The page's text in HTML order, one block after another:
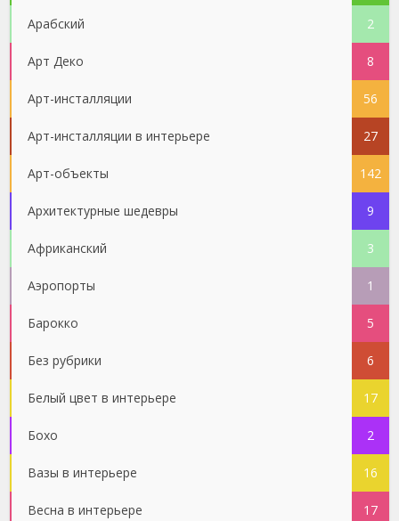
Арабский 2
Арт Деко 8
Арт-инсталляции 56
Арт-инсталляции в интерьере 27
Арт-объекты 142
Архитектурные шедевры 9
Африканский 3
Аэропорты 1
Барокко 5
Без рубрики 6
Белый цвет в интерьере 17
Бохо 2
Вазы в интерьере 16
Весна в интерьере 17